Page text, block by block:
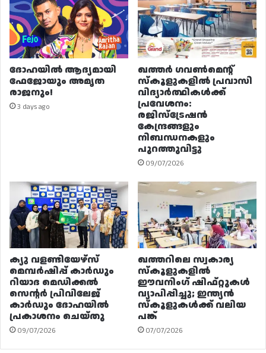
ദോഹയിൽ ആദ്യമായി
ഫേജോയും അമൃത
രാജനും!
3 days ago
ഖത്തർ ഗവൺമെന്റ്
സ്കൂളുകളിൽ പ്രവാസി
വിദ്യാർത്ഥികൾക്ക്
പ്രവേശനം:
രജിസ്ട്രേഷൻ
കേന്ദ്രങ്ങളും
നിബന്ധനകളും
പുറത്തുവിട്ടു
09/07/2026
ക്യു വളണ്ടിയേഴ്‌സ്
മെമ്പർഷിപ്പ് കാർഡും
റിയാദ മെഡിക്കൽ
സെന്റർ പ്രിവിലേജ്
കാർഡും ദോഹയിൽ
പ്രകാശനം ചെയ്തു
09/07/2026
ഖത്തറിലെ സ്വകാര്യ
സ്കൂളുകളിൽ
ഈവനിംഗ് ഷിഫ്റ്റുകൾ
വ്യാപിപ്പിച്ചു; ഇന്ത്യൻ
സ്കൂളുകൾക്ക് വലിയ
പങ്ക്
07/07/2026